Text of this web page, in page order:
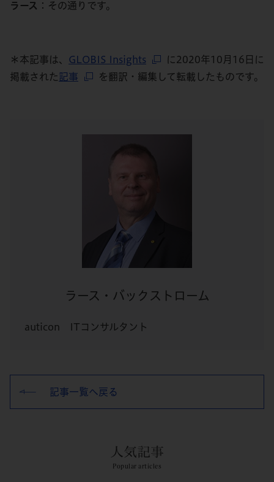
ラース ：その通りです。
＊本記事は、 GLOBIS Insights
に2020年10月16日に
掲載された記事 を翻訳・編集して転載したものです。
ラース・バックストローム
auticon ITコンサルタント
記事一覧へ戻る
人気記事
Popular articles